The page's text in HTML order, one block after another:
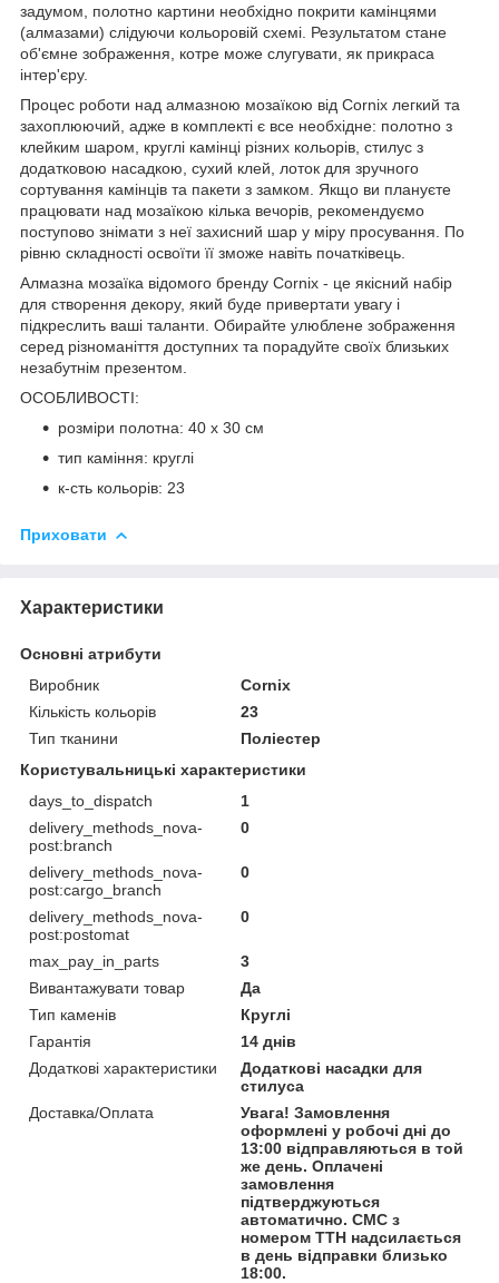
задумом, полотно картини необхідно покрити камінцями
(алмазами) слідуючи кольоровій схемі. Результатом стане
об'ємне зображення, котре може слугувати, як прикраса
інтер'єру.
Процес роботи над алмазною мозаїкою від Cornix легкий та
захоплюючий, адже в комплекті є все необхідне: полотно з
клейким шаром, круглі камінці різних кольорів, стилус з
додатковою насадкою, сухий клей, лоток для зручного
сортування камінців та пакети з замком. Якщо ви плануєте
працювати над мозаїкою кілька вечорів, рекомендуємо
поступово знімати з неї захисний шар у міру просування. По
рівню складності освоїти її зможе навіть початківець.
Алмазна мозаїка відомого бренду Cornix - це якісний набір
для створення декору, який буде привертати увагу і
підкреслить ваші таланти. Обирайте улюблене зображення
серед різноманіття доступних та порадуйте своїх близьких
незабутнім презентом.
ОСОБЛИВОСТІ:
розміри полотна: 40 x 30 см
тип каміння: круглі
к-сть кольорів: 23
Приховати
Характеристики
Основні атрибути
Виробник
Cornix
Кількість кольорів
23
Тип тканини
Поліестер
Користувальницькі характеристики
days_to_dispatch
1
delivery_methods_nova-
post:branch
0
delivery_methods_nova-
post:cargo_branch
0
delivery_methods_nova-
post:postomat
0
max_pay_in_parts
3
Вивантажувати товар
Да
Тип каменів
Круглі
Гарантія
14 днів
Додаткові характеристики
Додаткові насадки для
стилуса
Доставка/Оплата
Увага! Замовлення
оформлені у робочі дні до
13:00 відправляються в той
же день. Оплачені
замовлення
підтверджуються
автоматично. СМС з
номером ТТН надсилається
в день відправки близько
18:00.